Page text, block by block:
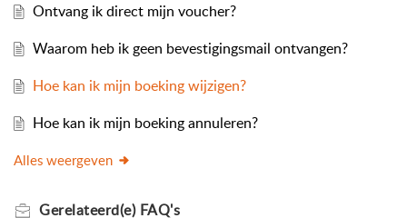
Ontvang ik direct mijn voucher?
Waarom heb ik geen bevestigingsmail ontvangen?
Hoe kan ik mijn boeking wijzigen?
Hoe kan ik mijn boeking annuleren?
Alles weergeven
Gerelateerd(e) FAQ's